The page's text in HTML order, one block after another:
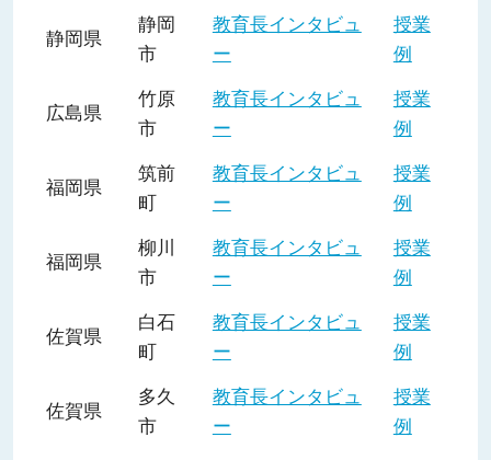
静岡県
静岡
市
教育長インタビュ
ー
授業
例
広島県
竹原
市
教育長インタビュ
ー
授業
例
福岡県
筑前
町
教育長インタビュ
ー
授業
例
福岡県
柳川
市
教育長インタビュ
ー
授業
例
佐賀県
白石
町
教育長インタビュ
ー
授業
例
佐賀県
多久
市
教育長インタビュ
ー
授業
例